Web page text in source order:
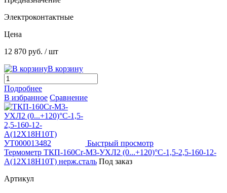
Электроконтактные
Цена
12 870 руб. / шт
В корзину
Подробнее
В избранное Сравнение
Быстрый просмотр
Термометр ТКП-160Сr-М3-УХЛ2 (0...+120)°С-1,5-2,5-160-12-
А(12Х18Н10Т) нерж.сталь Под заказ
Артикул